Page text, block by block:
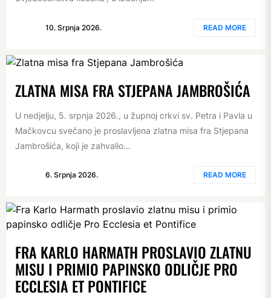
10. Srpnja 2026. READ MORE
ZLATNA MISA FRA STJEPANA JAMBROŠIĆA
U nedjelju, 5. srpnja 2026., u župnoj crkvi sv. Petra i Pavla u
Mačkovcu svečano je proslavljena zlatna misa fra Stjepana
Jambrošića, koji je zahvalio...
6. Srpnja 2026. READ MORE
FRA KARLO HARMATH PROSLAVIO ZLATNU
MISU I PRIMIO PAPINSKO ODLIČJE PRO
ECCLESIA ET PONTIFICE